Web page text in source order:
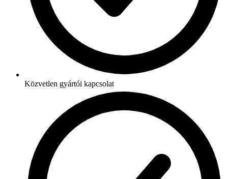
Közvetlen gyártói kapcsolat